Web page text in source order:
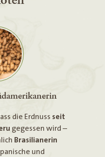
die Erdnuss seit
gegessen wird –
Brasilianerin
und